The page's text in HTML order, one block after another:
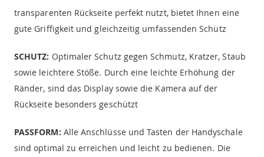
transparenten Rückseite perfekt nutzt, bietet Ihnen eine
gute Griffigkeit und gleichzeitig umfassenden Schutz
SCHUTZ: Optimaler Schutz gegen Schmutz, Kratzer, Staub
sowie leichtere Stöße. Durch eine leichte Erhöhung der
Ränder, sind das Display sowie die Kamera auf der
Rückseite besonders geschützt
PASSFORM: Alle Anschlüsse und Tasten der Handyschale
sind optimal zu erreichen und leicht zu bedienen. Die